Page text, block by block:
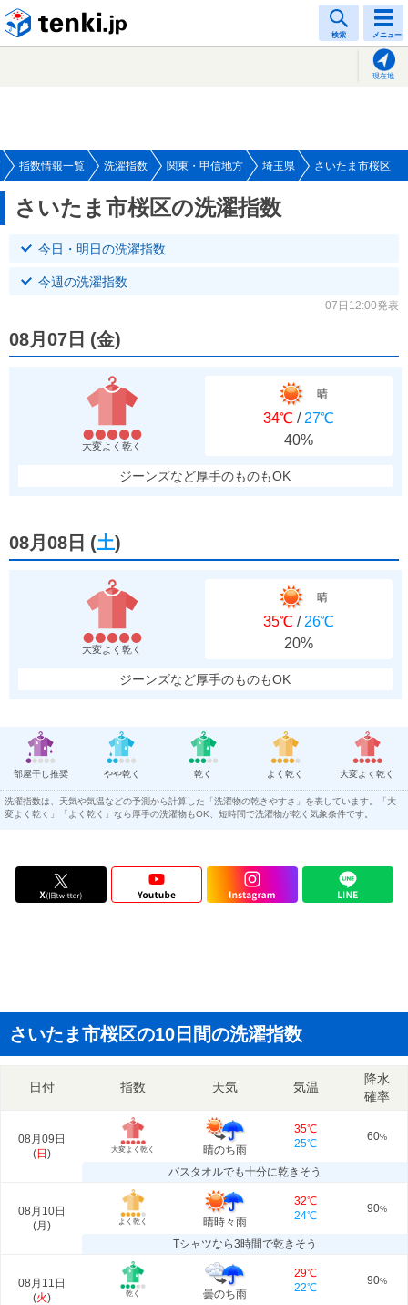
検索 メニュー
現在地
指数情報一覧 洗濯指数 関東・甲信地方 埼玉県 さいたま市桜区
さいたま市桜区の洗濯指数
今日・明日の洗濯指数
今週の洗濯指数
07日12:00発表
08月07日 (金)
大変よく乾く
晴
34℃ / 27℃
40%
ジーンズなど厚手のものもOK
08月08日 (土)
大変よく乾く
晴
35℃ / 26℃
20%
ジーンズなど厚手のものもOK
部屋干し推奨 やや乾く 乾く よく乾く 大変よく乾く
洗濯指数は、天気や気温などの予測から計算した「洗濯物の乾きやすさ」を表しています。「大
変よく乾く」「よく乾く」なら厚手の洗濯物もOK、短時間で洗濯物が乾く気象条件です。
さいたま市桜区の10日間の洗濯指数
日付 指数 天気 気温
降水
確率
08月09日
(日 ) 大変よく乾く 晴のち雨
35℃
25℃
60%
バスタオルでも十分に乾きそう
08月10日
(月 ) よく乾く 晴時々雨
32℃
24℃
90%
Tシャツなら3時間で乾きそう
08月11日
(火) 乾く 曇のち雨
29℃
22℃
90%